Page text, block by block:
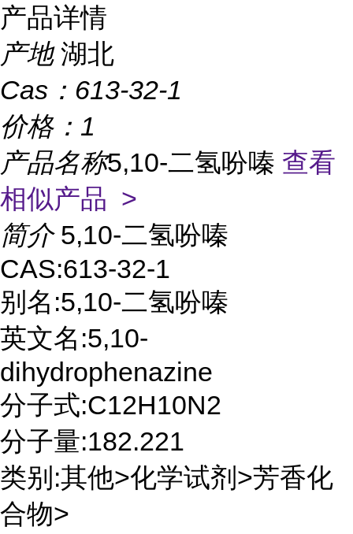
产品详情
产地 湖北
Cas： 613-32-1
价格： 1
产品名称5,10-二氢吩嗪 查看
相似产品 >
简介 5,10-二氢吩嗪
CAS:613-32-1
别名:5,10-二氢吩嗪
英文名:5,10-
dihydrophenazine
分子式:C12H10N2
分子量:182.221
类别:其他>化学试剂>芳香化
合物>